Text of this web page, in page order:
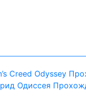
Creed Odyssey
Одиссея